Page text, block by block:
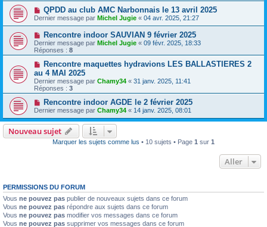
QPDD au club AMC Narbonnais le 13 avril 2025
Dernier message par Michel Jugie « 04 avr. 2025, 21:27
Rencontre indoor SAUVIAN 9 février 2025
Dernier message par Michel Jugie « 09 févr. 2025, 18:33
Réponses : 8
Rencontre maquettes hydravions LES BALLASTIERES 2
au 4 MAI 2025
Dernier message par Chamy34 « 31 janv. 2025, 11:41
Réponses : 3
Rencontre indoor AGDE le 2 février 2025
Dernier message par Chamy34 « 14 janv. 2025, 08:01
Nouveau sujet
Marquer les sujets comme lus • 10 sujets • Page 1 sur 1
Aller
PERMISSIONS DU FORUM
Vous ne pouvez pas publier de nouveaux sujets dans ce forum
Vous ne pouvez pas répondre aux sujets dans ce forum
Vous ne pouvez pas modifier vos messages dans ce forum
Vous ne pouvez pas supprimer vos messages dans ce forum